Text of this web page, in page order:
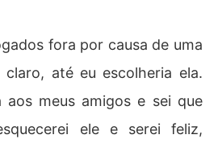
fora por causa de uma
claro, até eu escolheria ela.
aos meus amigos e sei que
ele e serei feliz,